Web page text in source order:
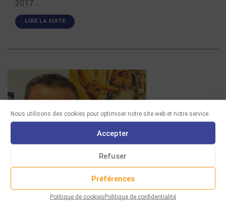
Nous utilisons des cookies pour optimiser notre site web et notre service.
Accepter
Refuser
Préférences
Politique de cookiesPolitique de confidentialité
2017 …
LIRE LA SUITE